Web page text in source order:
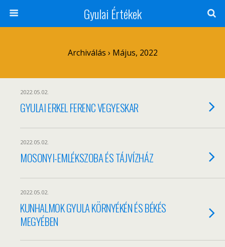
Gyulai Értékek
Archiválás › Május, 2022
2022.05.02.
GYULAI ERKEL FERENC VEGYESKAR
2022.05.02.
MOSONYI-EMLÉKSZOBA ÉS TÁJVÍZHÁZ
2022.05.02.
KUNHALMOK GYULA KÖRNYÉKÉN ÉS BÉKÉS
MEGYÉBEN